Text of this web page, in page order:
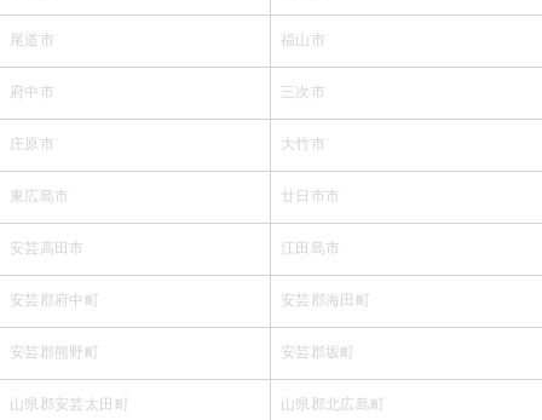
尾道市 福山市
府中市 三次市
庄原市 大竹市
東広島市 廿日市市
安芸高田市 江田島市
安芸郡府中町 安芸郡海田町
安芸郡熊野町 安芸郡坂町
山県郡安芸太田町 山県郡北広島町